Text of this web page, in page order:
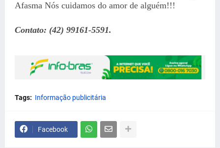
Afasma Nós cuidamos do amor de alguém!!!
Contato: (42) 99161-5591.
Tags: Informação publicitária
Facebook